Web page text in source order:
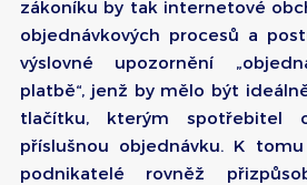
zákoníku by tak internetové
objednávkových procesů a
výslovné upozornění
platbě“, jenž by mělo být
tlačítku, kterým spotřebitel
příslušnou objednávku. K
podnikatelé rovněž